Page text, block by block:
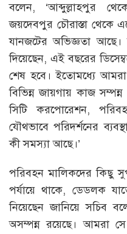
বলেন, ‘আব্দুল্লাহপুর
জয়দেবপুর চৌরাস্তা থেকে
যানজটের অভিজ্ঞতা আছে।
দিয়েছেন, এই বছরের
শেষ হবে। ইতোমধ্যে আমরা
বিভিন্ন জায়গায় কাজ
সিটি করপোরেশন,
যৌথভাবে পরিদর্শনের
কী সমস্যা আছে।’
পরিবহন মালিকদের কিছু
পর্যায়ে থাকে, ডেডলক
নিয়েছেন জানিয়ে সচিব
অসম্পন্ন রয়েছে। আমরা সে